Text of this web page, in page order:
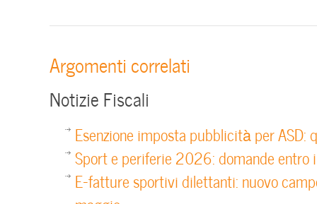
Argomenti correlati
Notizie Fiscali
Esenzione imposta pubblicità per ASD:
Sport e periferie 2026: domande entro
E-fatture sportivi dilettanti: nuovo